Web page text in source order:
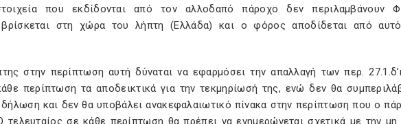
που εκδίδονται από τον αλλοδαπό πάροχο δεν
στη χώρα του λήπτη (Ελλάδα) και ο φόρος αποδίδεται από
στην περίπτωση αυτή δύναται να εφαρμόσει την απαλλαγή των περ.
περίπτωση τα αποδεικτικά για την τεκμηρίωσή της, ενώ δεν θα
και δεν θα υποβάλει ανακεφαλαιωτικό πίνακα στην περίπτωση που ο